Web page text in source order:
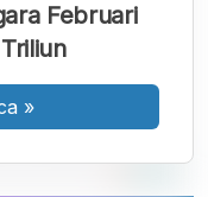
Februari
»